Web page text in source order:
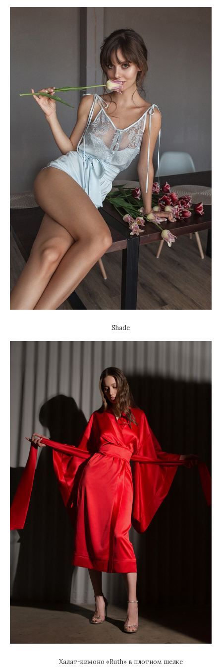
Shade
Халат-кимоно «Ruth» в плотном шелке